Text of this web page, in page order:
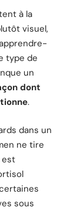
à la
visuel,
type de
un
dont
.
dans un
ne tire
est
sous